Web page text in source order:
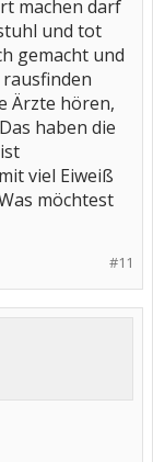
machen darf
und tot
gemacht und
Ärzte hören,
haben die
viel Eiweiß
möchtest
#11